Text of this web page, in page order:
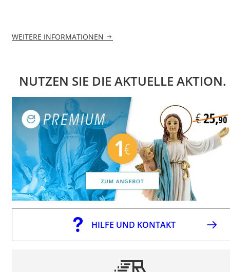
WEITERE INFORMATIONEN
NUTZEN SIE DIE AKTUELLE AKTION.
HILFE UND KONTAKT